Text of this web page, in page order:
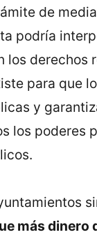
de
podría
los derechos
para que
y
los poderes
más dinero